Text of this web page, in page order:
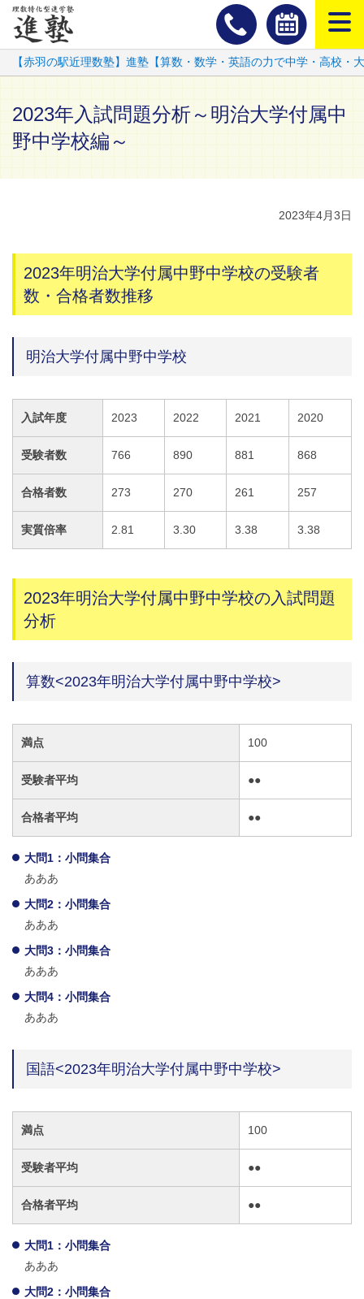
スマート
【赤羽の駅近理数塾】進塾【算数・数学・英語の力で中学・高校・
2023年入試問題分析～明治大学付属中
野中学校編～
2023年4月3日
2023年明治大学付属中野中学校の受験者
数・合格者数推移
明治大学付属中野中学校
入試年度 2023 2022 2021 2020
受験者数 766 890 881 868
合格者数 273 270 261 257
実質倍率 2.81 3.30 3.38 3.38
2023年明治大学付属中野中学校の入試問題
分析
算数<2023年明治大学付属中野中学校>
満点 100
受験者平均 ●●
合格者平均 ●●
大問1：小問集合
あああ
大問2：小問集合
あああ
大問3：小問集合
あああ
大問4：小問集合
あああ
国語<2023年明治大学付属中野中学校>
満点 100
受験者平均 ●●
合格者平均 ●●
大問1：小問集合
あああ
大問2：小問集合